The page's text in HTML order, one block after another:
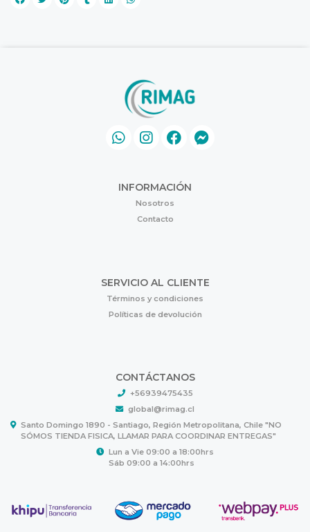
INFORMACIÓN
Nosotros
Contacto
SERVICIO AL CLIENTE
Términos y condiciones
Políticas de devolución
CONTÁCTANOS
+56939475435
global@rimag.cl
Santo Domingo 1890 - Santiago, Región Metropolitana, Chile "NO
SÓMOS TIENDA FISICA, LLAMAR PARA COORDINAR ENTREGAS"
Lun a Vie 09:00 a 18:00hrs
Sáb 09:00 a 14:00hrs